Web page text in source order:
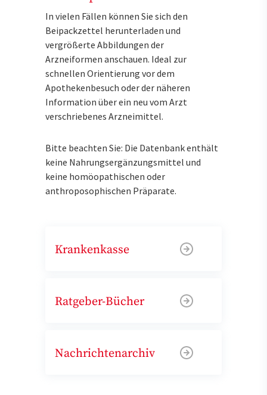
In vielen Fällen können Sie sich den
Beipackzettel herunterladen und
vergrößerte Abbildungen der
Arzneiformen anschauen. Ideal zur
schnellen Orientierung vor dem
Apothekenbesuch oder der näheren
Information über ein neu vom Arzt
verschriebenes Arzneimittel.
Bitte beachten Sie: Die Datenbank enthält
keine Nahrungsergänzungsmittel und
keine homöopathischen oder
anthroposophischen Präparate.
Krankenkasse
Ratgeber-Bücher
Nachrichtenarchiv